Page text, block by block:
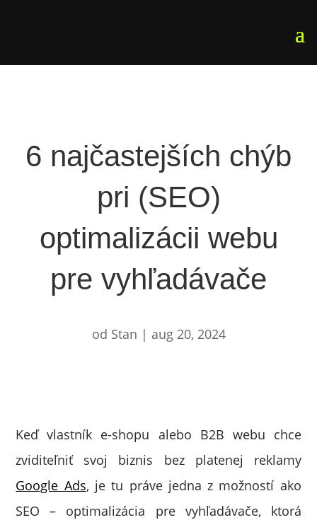
6 najčastejších chýb
pri (SEO)
optimalizácii webu
pre vyhľadávače
od Stan | aug 20, 2024
Keď vlastník e-shopu alebo B2B webu chce
zviditeľniť svoj biznis bez platenej reklamy
Google Ads, je tu práve jedna z možností ako
SEO – optimalizácia pre vyhľadávače, ktorá